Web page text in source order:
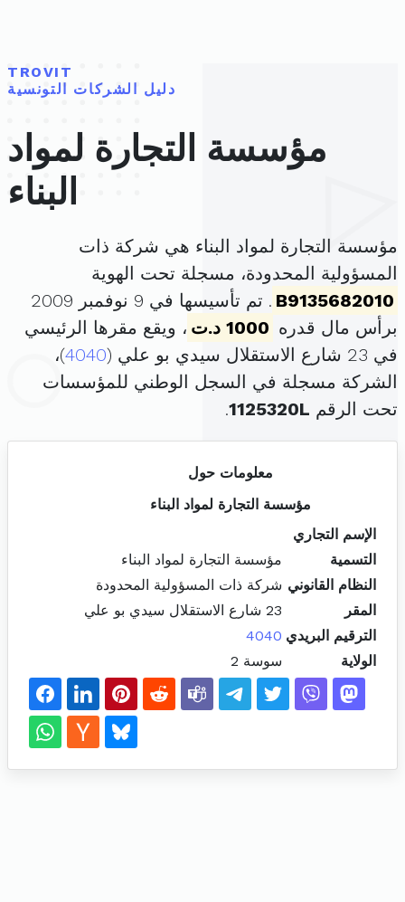
TROVIT
دليل الشركات التونسية
مؤسسة التجارة لمواد
البناء
مؤسسة التجارة لمواد البناء هي شركة ذات
المسؤولية المحدودة، مسجلة تحت الهوية
B9135682010
. تم تأسيسها في 9 نوفمبر 2009
برأس مال قدره 1000 د.ت
، ويقع مقرها الرئيسي
في 23 شارع الاستقلال سيدي بو علي (
4040)،
الشركة مسجلة في السجل الوطني للمؤسسات
تحت الرقم 1125320L
.
معلومات حول
مؤسسة التجارة لمواد البناء
الإسم التجاري
التسمية
مؤسسة التجارة لمواد البناء
النظام القانوني شركة ذات المسؤولية المحدودة
المقر
23 شارع الاستقلال سيدي بو علي
الترقيم البريدي 4040
الولاية
سوسة 2